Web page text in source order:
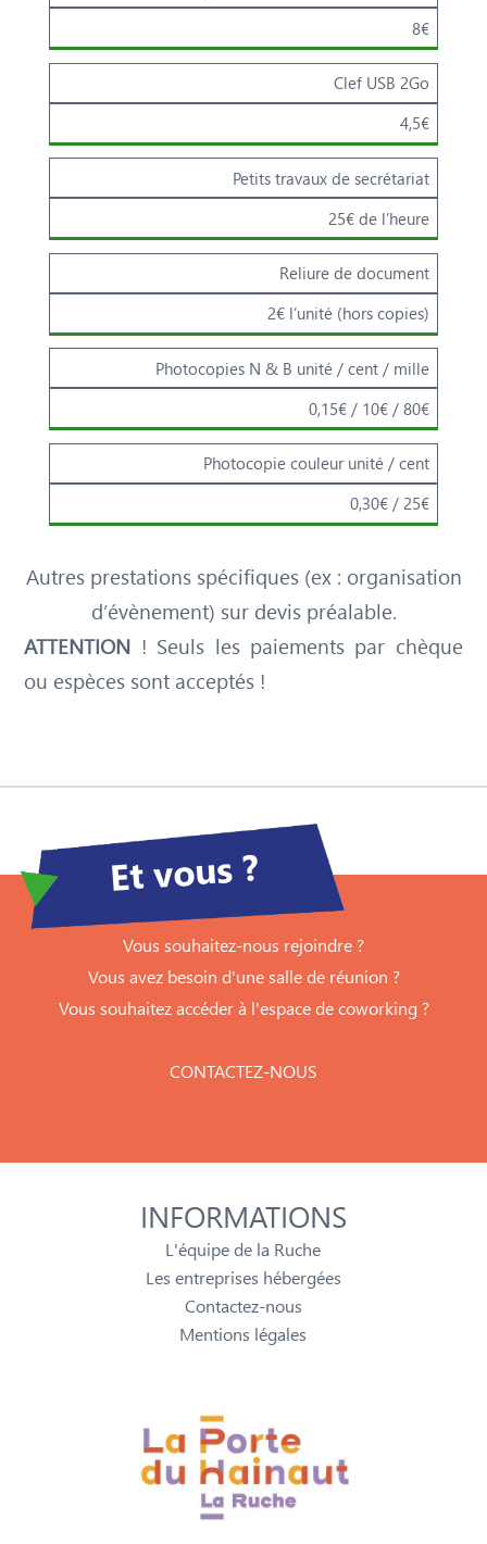
8€
Clef USB 2Go
4,5€
Petits travaux de secrétariat
25€ de l’heure
Reliure de document
2€ l’unité (hors copies)
Photocopies N & B unité / cent / mille
0,15€ / 10€ / 80€
Photocopie couleur unité / cent
0,30€ / 25€
Autres prestations spécifiques (ex : organisation
d’évènement) sur devis préalable.
ATTENTION ! Seuls les paiements par chèque
ou espèces sont acceptés !
Et vous ?
Vous souhaitez-nous rejoindre ?
Vous avez besoin d'une salle de réunion ?
Vous souhaitez accéder à l'espace de coworking ?
CONTACTEZ-NOUS
INFORMATIONS
L'équipe de la Ruche
Les entreprises hébergées
Contactez-nous
Mentions légales